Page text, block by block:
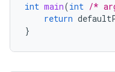
int main(int /*
return
}